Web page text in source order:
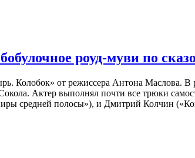
роуд-муви по
Колобок» от режиссера Антона Маслова.
Актер выполнял почти все трюки
средней полосы»), и Дмитрий Колчин